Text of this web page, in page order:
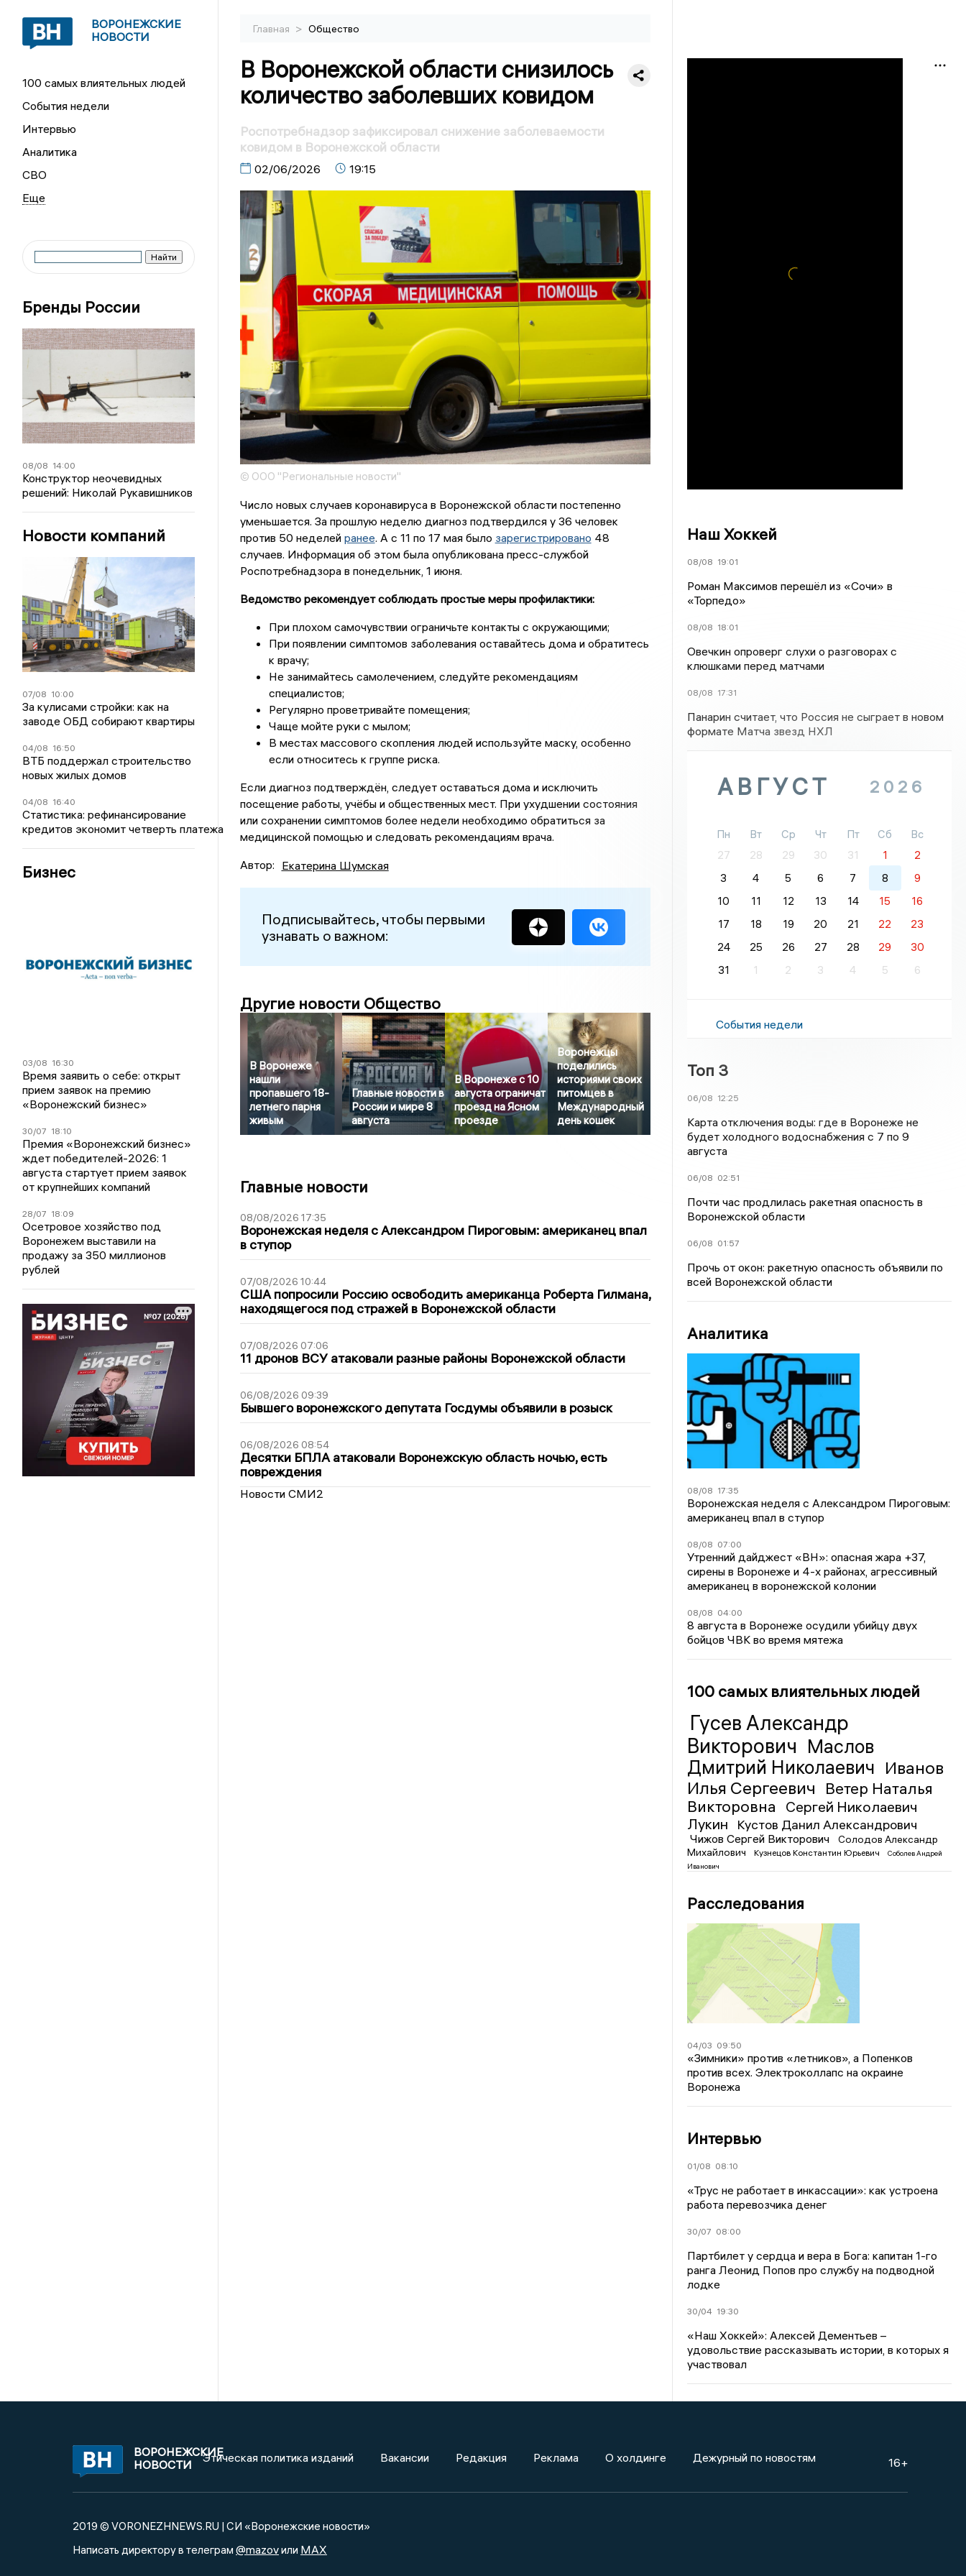
ВОРОНЕЖСКИЕ
НОВОСТИ
100 самых влиятельных людей
События недели
Интервью
Аналитика
СВО
Бренды России
08/08 14:00
Конструктор неочевидных
решений: Николай Рукавишников
Новости компаний
07/08 10:00
За кулисами стройки: как на
заводе ОБД собирают квартиры
04/08 16:50
ВТБ поддержал строительство
новых жилых домов
04/08 16:40
Статистика: рефинансирование
кредитов экономит четверть платежа
Бизнес
03/08 16:30
Время заявить о себе: открыт
прием заявок на премию
«Воронежский бизнес»
30/07 18:10
Премия «Воронежский бизнес»
ждет победителей-2026: 1
августа стартует прием заявок
от крупнейших компаний
28/07 18:09
Осетровое хозяйство под
Воронежем выставили на
продажу за 350 миллионов
рублей
Главная > Общество
В Воронежской области снизилось
количество заболевших ковидом
Роспотребнадзор зафиксировал снижение заболеваемости
ковидом в Воронежской области
02/06/2026 19:15
© ООО "Региональные новости"
Число новых случаев коронавируса в Воронежской области постепенно
уменьшается. За прошлую неделю диагноз подтвердился у 36 человек
против 50 неделей ранее. А с 11 по 17 мая было зарегистрировано 48
случаев. Информация об этом была опубликована пресс-службой
Роспотребнадзора в понедельник, 1 июня.
Ведомство рекомендует соблюдать простые меры профилактики:
При плохом самочувствии ограничьте контакты с окружающими;
При появлении симптомов заболевания оставайтесь дома и обратитесь
к врачу;
Не занимайтесь самолечением, следуйте рекомендациям
специалистов;
Регулярно проветривайте помещения;
Чаще мойте руки с мылом;
В местах массового скопления людей используйте маску, особенно
если относитесь к группе риска.
Если диагноз подтверждён, следует оставаться дома и исключить
посещение работы, учёбы и общественных мест. При ухудшении состояния
или сохранении симптомов более недели необходимо обратиться за
медицинской помощью и следовать рекомендациям врача.
Автор: Екатерина Шумская
Подписывайтесь, чтобы первыми
узнавать о важном:
Другие новости Общество
В Воронеже
нашли
пропавшего 18-
летнего парня
живым
Главные новости в
России и мире 8
августа
В Воронеже с 10
августа ограничат
проезд на Ясном
проезде
Воронежцы
поделились
историями своих
питомцев в
Международный
день кошек
Главные новости
08/08/2026 17:35
Воронежская неделя с Александром Пироговым: американец впал
в ступор
07/08/2026 10:44
США попросили Россию освободить американца Роберта Гилмана,
находящегося под стражей в Воронежской области
07/08/2026 07:06
11 дронов ВСУ атаковали разные районы Воронежской области
06/08/2026 09:39
Бывшего воронежского депутата Госдумы объявили в розыск
06/08/2026 08:54
Десятки БПЛА атаковали Воронежскую область ночью, есть
повреждения
Новости СМИ2
Наш Хоккей
08/08 19:01
Роман Максимов перешёл из «Сочи» в
«Торпедо»
08/08 18:01
Овечкин опроверг слухи о разговорах с
клюшками перед матчами
08/08 17:31
Панарин считает, что Россия не сыграет в новом
формате Матча звезд НХЛ
АВГУСТ 2026
Пн Вт Ср Чт Пт Сб
Вс
27
28 29 30 31 1
2
3
4 5 6 7 8
9
10
11 12 13 14 15
16
17
18 19 20 21 22
23
24
25 26 27 28 29
30
31
1 2 3 4 5 6
События недели
Топ 3
06/08 12:25
Карта отключения воды: где в Воронеже не
будет холодного водоснабжения с 7 по 9
августа
06/08 02:51
Почти час продлилась ракетная опасность в
Воронежской области
06/08 01:57
Прочь от окон: ракетную опасность объявили по
всей Воронежской области
Аналитика
08/08 17:35
Воронежская неделя с Александром Пироговым:
американец впал в ступор
08/08 07:00
Утренний дайджест «ВН»: опасная жара +37,
сирены в Воронеже и 4-х районах, агрессивный
американец в воронежской колонии
08/08 04:00
8 августа в Воронеже осудили убийцу двух
бойцов ЧВК во время мятежа
100 самых влиятельных людей
Гусев Александр
Викторович Маслов
Дмитрий Николаевич Иванов
Илья Сергеевич
Ветер Наталья
Викторовна
Сергей Николаевич
Лукин
Кустов Данил Александрович
Чижов Сергей Викторович
Солодов Александр
Михайлович
Кузнецов Константин Юрьевич
Соболев Андрей
Иванович
Расследования
04/03 09:50
«Зимники» против «летников», а Попенков
против всех. Электроколлапс на окраине
Воронежа
Интервью
01/08 08:10
«Трус не работает в инкассации»: как устроена
работа перевозчика денег
30/07 08:00
Партбилет у сердца и вера в Бога: капитан 1-го
ранга Леонид Попов про службу на подводной
лодке
30/04 19:30
«Наш Хоккей»: Алексей Дементьев –
удовольствие рассказывать истории, в которых я
участвовал
ВОРОНЕЖСКИЕ
НОВОСТИ
Этическая политика изданий Вакансии Редакция Реклама О холдинге Дежурный по новостям 16+
2019 © VORONEZHNEWS.RU | СИ «Воронежские новости»
Написать директору в телеграм @mazovили MAX